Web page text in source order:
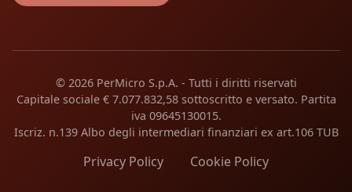
© 2026 PerMicro S.p.A. - Tutti i diritti riservati
Capitale sociale € 7.077.832,58 sottoscritto e versato. Partita
iva 09645130015.
Iscriz. n.139 Albo degli intermediari finanziari ex art.106 TUB
Privacy Policy Cookie Policy